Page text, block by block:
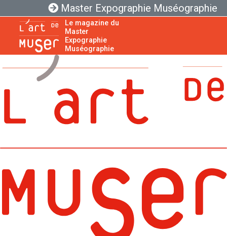
Master Expographie Muséographie
Le magazine du
Master
Expographie
Muséographie